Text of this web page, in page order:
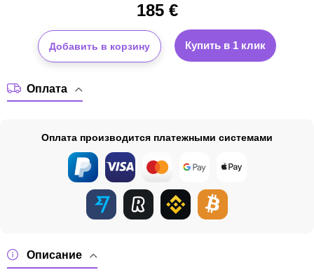
185€
Добавить в корзину Купить в 1 клик
Описание
Оплата
Оплата производится платежными системами